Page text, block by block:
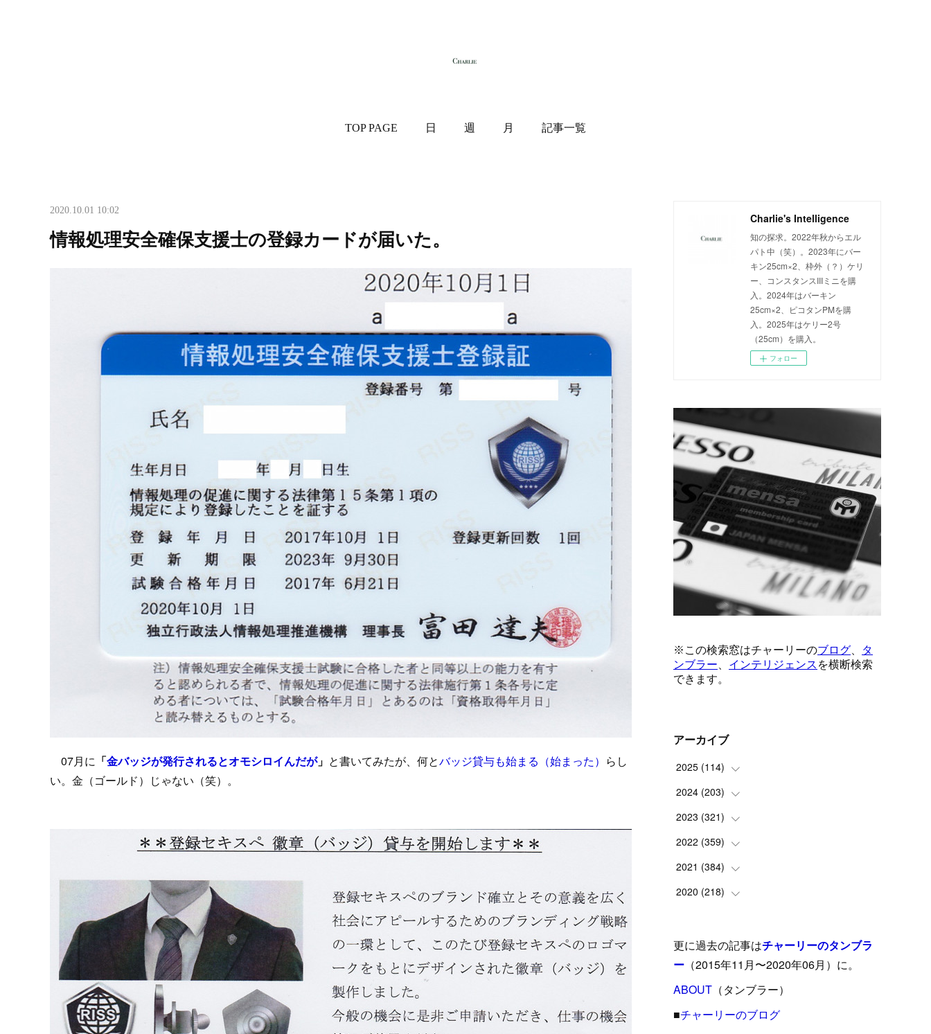
TOP PAGE 日 週 月 記事一覧
2020.10.01 10:02
情報処理安全確保支援士の登録カードが届いた。
07月に 「金バッジが発行されるとオモシロイんだが」 と書いてみたが、何とバッジ貸与も始まる（始まった） らし
い。金（ゴールド）じゃない（笑）。
Charlie's Intelligence
知の探求。2022年秋からエル
パト中（笑）。2023年にバー
キン25cm×2、枠外（？）ケリ
ー、コンスタンスIIIミニを購
入。2024年はバーキン
25cm×2、ピコタンPMを購
入。2025年はケリー2号
（25cm）を購入。
フォロー
アーカイブ
2025 (114)
(1)
(8)
(6)
(9)
(5 )
15
(24)
(8 )
17
2024 (203)
(24)
(10)
(18)
(17)
16
(12)
(19 )
(13
2023 (321)
(25)
(17)
(35)
33 )
(26)
(27 )
(29
2022 (359)
(42)
(37)
(31)
(31)
(31 )
(26
2021 (384)
(9)
(39)
(23)
(40 )
(55
2020 (218)
(24)
(42)
(24 )
(33
更に過去の記事はチャーリーのタンブラ
ー （2015年11月〜2020年06月）に。
ABOUT （タンブラー）
■チャーリーのブログ